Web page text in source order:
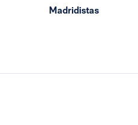
Madridistas